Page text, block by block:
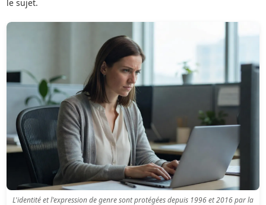
le sujet.
L'identité et l'expression de genre sont protégées depuis 1996 et 2016 par la